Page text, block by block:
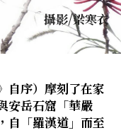
）
談・開示
攝影/梁寒衣
自序） 摩刻了在家
安岳石窟「華嚴
「羅漢道」而至
示
・佛化小說